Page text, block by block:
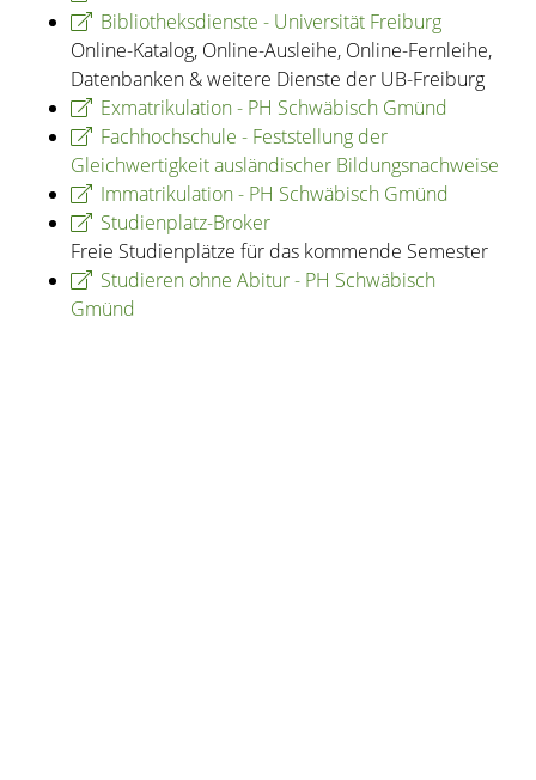
Bibliotheksdienste - Universität Freiburg
Online-Katalog, Online-Ausleihe, Online-Fernleihe,
Datenbanken & weitere Dienste der UB-Freiburg
Exmatrikulation - PH Schwäbisch Gmünd
Fachhochschule - Feststellung der
Gleichwertigkeit ausländischer Bildungsnachweise
Immatrikulation - PH Schwäbisch Gmünd
Studienplatz-Broker
Freie Studienplätze für das kommende Semester
Studieren ohne Abitur - PH Schwäbisch
Gmünd